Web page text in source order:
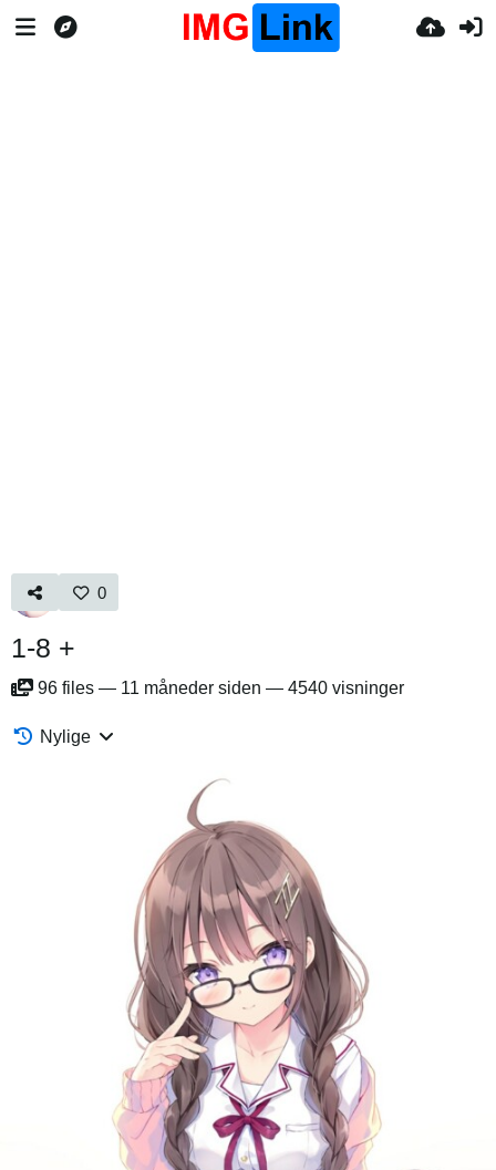
0
1-8 +
96 files — 11 måneder siden — 4540 visninger
Nylige